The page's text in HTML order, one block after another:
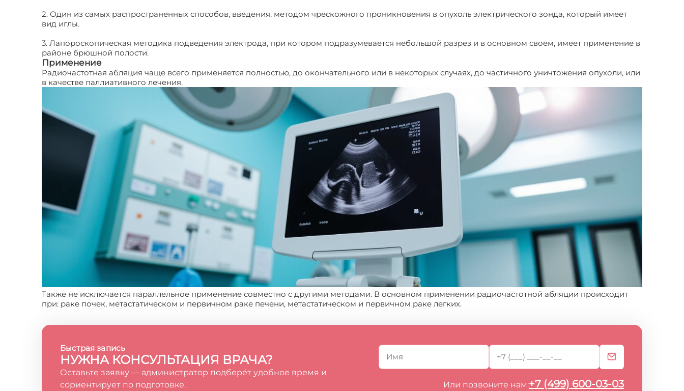
2. Один из самых распространенных способов, введения, методом чрескожного проникновения в опухоль электрического зонда, который имеет
вид иглы.
3. Лапороскопическая методика подведения электрода, при котором подразумевается небольшой разрез и в основном своем, имеет применение в
районе брюшной полости.
Применение
Радиочастотная абляция чаще всего применяется полностью, до окончательного или в некоторых случаях, до частичного уничтожения опухоли, или
в качестве паллиативного лечения.
Также не исключается параллельное применение совместно с другими методами. В основном применении радиочастотной абляции происходит
при: раке почек, метастатическом и первичном раке печени, метастатическом и первичном раке легких.
Быстрая запись
НУЖНА КОНСУЛЬТАЦИЯ ВРАЧА?
Оставьте заявку — администратор подберёт удобное время и
сориентирует по подготовке.
Или позвоните нам:+7 (499) 600-03-03